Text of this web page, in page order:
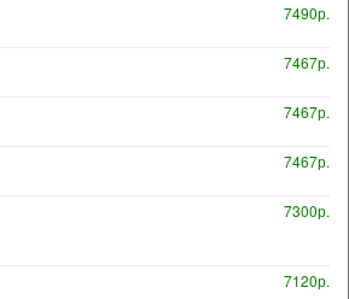
7490р.
7467р.
7467р.
7467р.
7300р.
7120р.